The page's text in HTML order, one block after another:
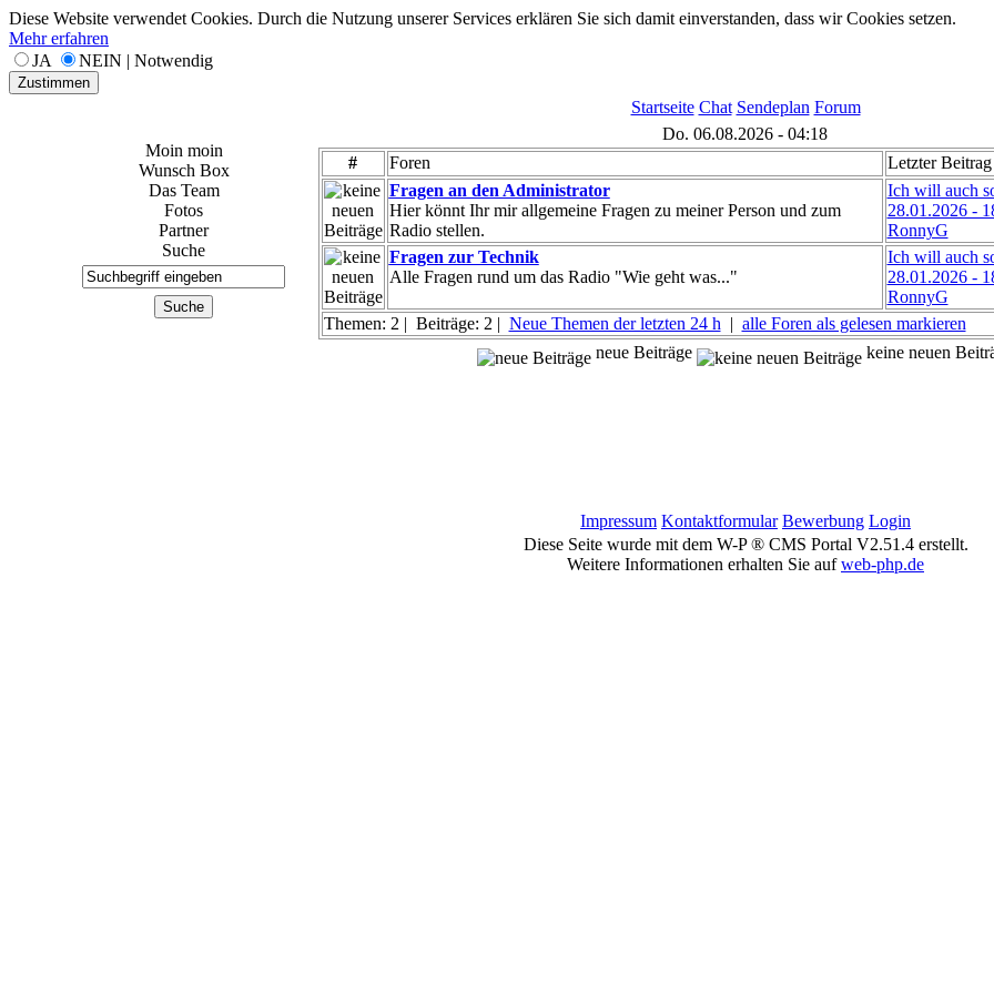
Diese Website verwendet Cookies. Durch die Nutzung unserer Services erklären Sie sich damit einverstanden, dass wir Cookies setzen.
Mehr erfahren
JA
NEIN | Notwendig
Zustimmen
Startseite Chat Sendeplan Forum
Moin moin
Wunsch Box
Das Team
Fotos
Partner
Suche
Do. 06.08.2026 - 04:18
#
Foren Letzter Beitrag
Fragen an den Administrator
Hier könnt Ihr mir allgemeine Fragen zu meiner Person und zum
Radio stellen.
Ich will auch
28.01.2026 -
RonnyG
Fragen zur Technik
Alle Fragen rund um das Radio "Wie geht was..."
Ich will auch
28.01.2026 -
RonnyG
Themen: 2 | Beiträge: 2 | Neue Themen der letzten 24 h | alle Foren als gelesen markieren
neue Beiträge
keine neuen
Impressum Kontaktformular Bewerbung Login
Diese Seite wurde mit dem W-P ® CMS Portal V2.51.4 erstellt.
Weitere Informationen erhalten Sie aufweb-php.de